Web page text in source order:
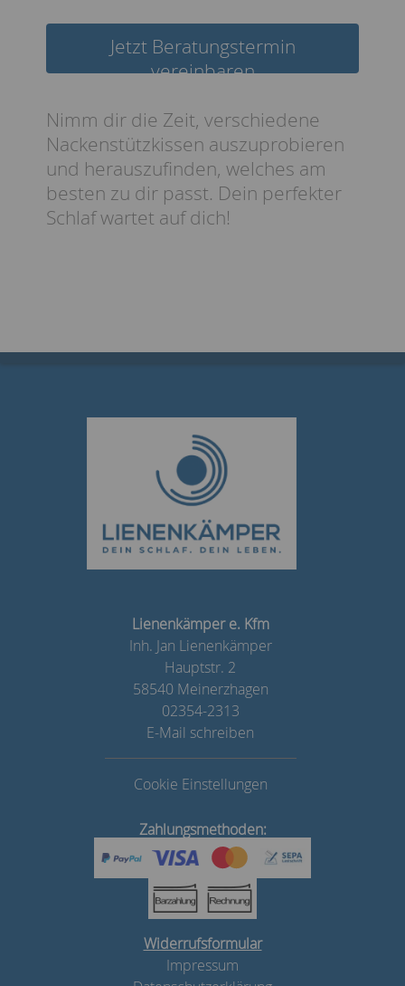
Jetzt Beratungstermin
vereinbaren
Nimm dir die Zeit, verschiedene
Nackenstützkissen auszuprobieren
und herauszufinden, welches am
besten zu dir passt. Dein perfekter
Schlaf wartet auf dich!
Lienenkämper e. Kfm
Inh. Jan Lienenkämper
Hauptstr. 2
58540 Meinerzhagen
02354-2313
E-Mail schreiben
Cookie Einstellungen
Zahlungsmethoden:
Widerrufsformular
Impressum